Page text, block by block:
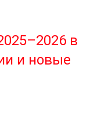
в
и новые